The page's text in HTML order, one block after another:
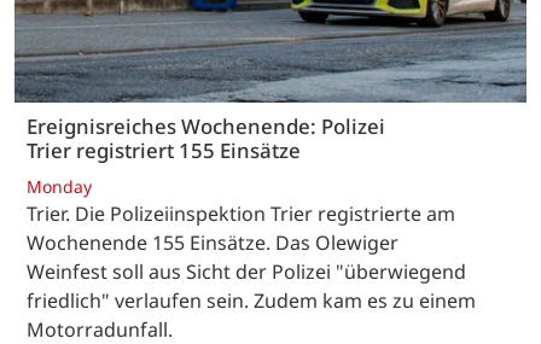
Ereignisreiches Wochenende: Polizei
Trier registriert 155 Einsätze
Monday
Trier. Die Polizeiinspektion Trier registrierte am
Wochenende 155 Einsätze. Das Olewiger
Weinfest soll aus Sicht der Polizei "überwiegend
friedlich" verlaufen sein. Zudem kam es zu einem
Motorradunfall.